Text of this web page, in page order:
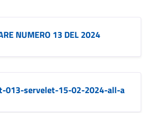
NUMERO 13 DEL 2024
013-servelet-15-02-2024-all-a